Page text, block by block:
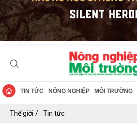
TIN TỨC NÔNG NGHIỆP MÔI TRƯỜNG
Thế giới Tin tức